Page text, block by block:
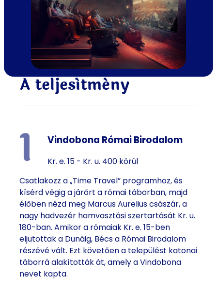
A teljesítmény
Vindobona Római Birodalom
Kr. e. 15 - Kr. u. 400 körül
Csatlakozz a „Time Travel” programhoz, és
kísérd végig a járőrt a római táborban, majd
élőben nézd meg Marcus Aurelius császár, a
nagy hadvezér hamvasztási szertartását Kr. u.
180-ban. Amikor a rómaiak Kr. e. 15-ben
eljutottak a Dunáig, Bécs a Római Birodalom
részévé vált. Ezt követően a települést katonai
táborrá alakították át, amely a Vindobona
nevet kapta.